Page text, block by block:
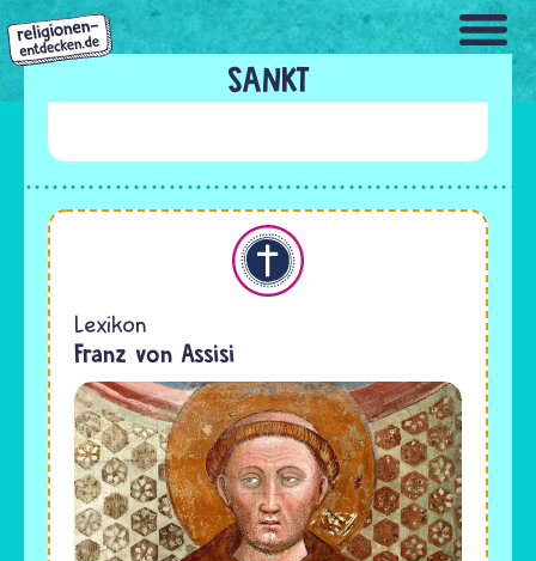
Direkt
zum
Inhalt
SANKT
Christentum
Lexikon
Franz von Assisi